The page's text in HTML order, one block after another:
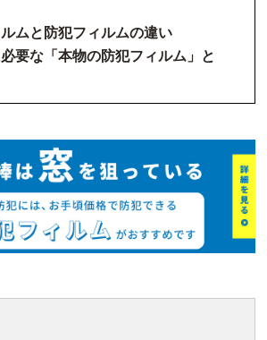
ムと防犯フィルムの違い
要な「本物の防犯フィルム」と